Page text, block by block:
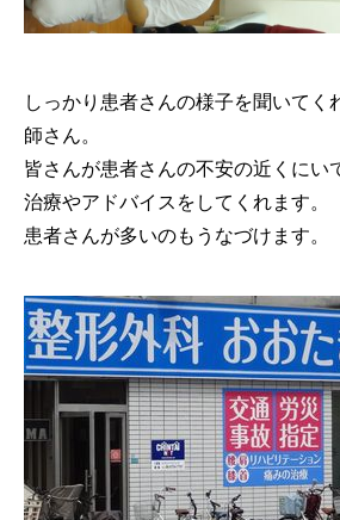
しっかり患者さんの様子を聞いてく
師さん。
皆さんが患者さんの不安の近くにい
治療やアドバイスをしてくれます。
患者さんが多いのもうなづけます。